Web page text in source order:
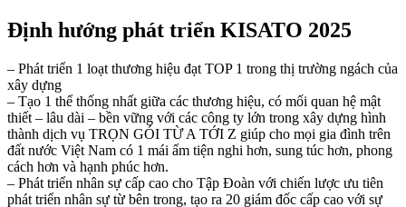
Định hướng phát triển KISATO 2025
– Phát triển 1 loạt thương hiệu đạt TOP 1 trong thị trường ngách của
xây dựng
– Tạo 1 thể thống nhất giữa các thương hiệu, có mối quan hệ mật
thiết – lâu dài – bền vững với các công ty lớn trong xây dựng hình
thành dịch vụ TRỌN GÓI TỪ A TỚI Z giúp cho mọi gia đình trên
đất nước Việt Nam có 1 mái ấm tiện nghi hơn, sung túc hơn, phong
cách hơn và hạnh phúc hơn.
– Phát triển nhân sự cấp cao cho Tập Đoàn với chiến lược ưu tiên
phát triển nhân sự từ bên trong, tạo ra 20 giám đốc cấp cao với sự